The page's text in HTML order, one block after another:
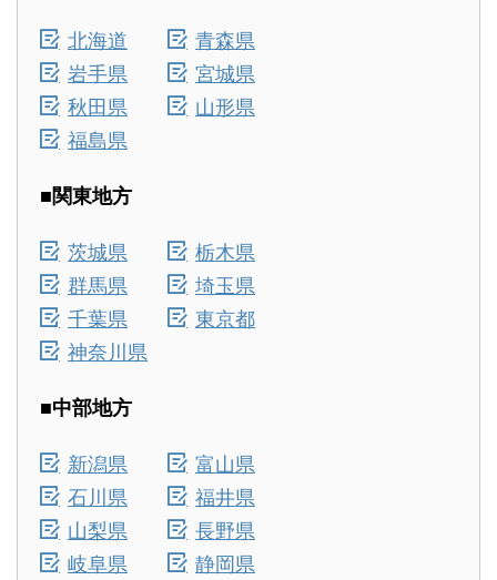
北海道
青森県
岩手県
宮城県
秋田県
山形県
福島県
■関東地方
茨城県
栃木県
群馬県
埼玉県
千葉県
東京都
神奈川県
■中部地方
新潟県
富山県
石川県
福井県
山梨県
長野県
岐阜県
静岡県